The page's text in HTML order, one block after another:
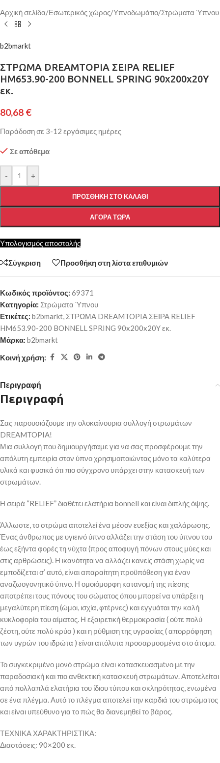
Αρχική σελίδα/Εσωτερικός χώρος/Υπνοδωμάτιο/Στρώματα Ύπνου
b2bmarkt
ΣΤΡΩΜΑ DREAMTOPIA ΣΕΙΡΑ RELIEF
HM653.90-200 BONNELL SPRING 90x200x20Y
εκ.
80,68 €
Παράδοση σε 3-12 εργάσιμες ημέρες
Σε απόθεμα
- +
ΠΡΟΣΘΉΚΗ ΣΤΟ ΚΑΛΆΘΙ
ΑΓΟΡΆ ΤΏΡΑ
Υπολογισμός αποστολής
Σύγκριση Προσθήκη στη λίστα επιθυμιών
Κωδικός προϊόντος: 69371
Κατηγορία: Στρώματα Ύπνου
Ετικέτες: b2bmarkt, ΣΤΡΩΜΑ DREAMTOPIA ΣΕΙΡΑ RELIEF
HM653.90-200 BONNELL SPRING 90x200x20Y εκ.
Μάρκα: b2bmarkt
Κοινή χρήση:
Περιγραφή
Περιγραφή
Σας παρουσιάζουμε την ολοκαίνουρια συλλογή στρωμάτων
DREAMTOPIA!
Μια συλλογή που δημιουργήσαμε για να σας προσφέρουμε την
απόλυτη εμπειρία στον ύπνο χρησιμοποιώντας μόνο τα καλύτερα
υλικά και φυσικά ότι πιο σύγχρονο υπάρχει στην κατασκευή των
στρωμάτων.
Η σειρά “RELIEF” διαθέτει ελατήρια bonnell και είναι διπλής όψης.
Άλλωστε, το στρώμα αποτελεί ένα μέσον ευεξίας και χαλάρωσης.
Ένας άνθρωπος με υγιεινό ύπνο αλλάζει την στάση του ύπνου του
έως εξήντα φορές τη νύχτα (προς αποφυγή πόνων στους μύες και
στις αρθρώσεις). Η ικανότητα να αλλάζει κανείς στάση χωρίς να
εμποδίζεται σ’ αυτό, είναι απαραίτητη προϋπόθεση για έναν
αναζωογονητικό ύπνο. Η ομοιόμορφη κατανομή της πίεσης
αποτρέπει τους πόνους του σώματος όπου μπορεί να υπάρξει η
μεγαλύτερη πίεση (ώμοι, ισχία, φτέρνες) και εγγυάται την καλή
κυκλοφορία του αίματος. Η εξαιρετική θερμοκρασία ( ούτε πολύ
ζέστη, ούτε πολύ κρύο ) και η ρύθμιση της υγρασίας ( απορρόφηση
των υγρών του ιδρώτα ) είναι απόλυτα προσαρμοσμένα στο άτομο.
Το συγκεκριμένο μονό στρώμα είναι κατασκευασμένο με την
παραδοσιακή και πιο ανθεκτική κατασκευή στρωμάτων. Αποτελείται
από πολλαπλά ελατήρια του ίδιου τύπου και σκληρότητας, ενωμένα
σε ένα πλέγμα. Αυτό το πλέγμα αποτελεί την καρδιά του στρώματος
και είναι υπεύθυνο για το πώς θα διανεμηθεί το βάρος.
ΤΕΧΝΙΚΑ ΧΑΡΑΚΤΗΡΙΣΤΙΚΑ:
Διαστάσεις: 90×200 εκ.